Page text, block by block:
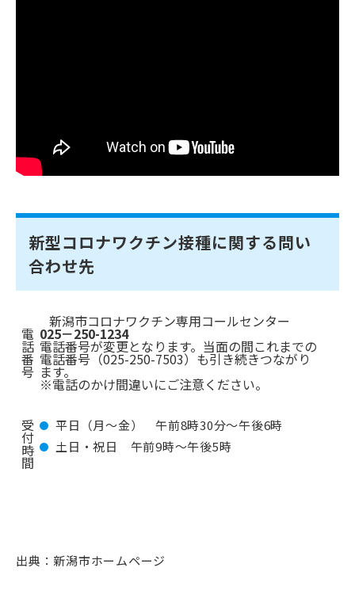
新型コロナワクチン接種に関する問い
合わせ先
新潟市コロナワクチン専用コールセンター
電
話
番
号
025－250-1234
電話番号が変更となります。当面の間これまでの
電話番号（025-250-7503）も引き続きつながり
ます。
※電話のかけ間違いにご注意ください。
受
付
時
間
平日（月～金） 午前8時30分～午後6時
土日・祝日 午前9時～午後5時
出典：新潟市ホームページ